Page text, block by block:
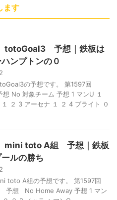
ます
totoGoal3 予想｜鉄板は
ンプトンの０
の予想です。 第1597回
No 対象チーム 予想 1 マンU １
２ 3 アーセナ １ ２ 4 ブライト ０
mini toto A組 予想｜鉄板
ルの勝ち
toto A組の予想です。 第1597回
予想 No Home Away 予想 1 マン